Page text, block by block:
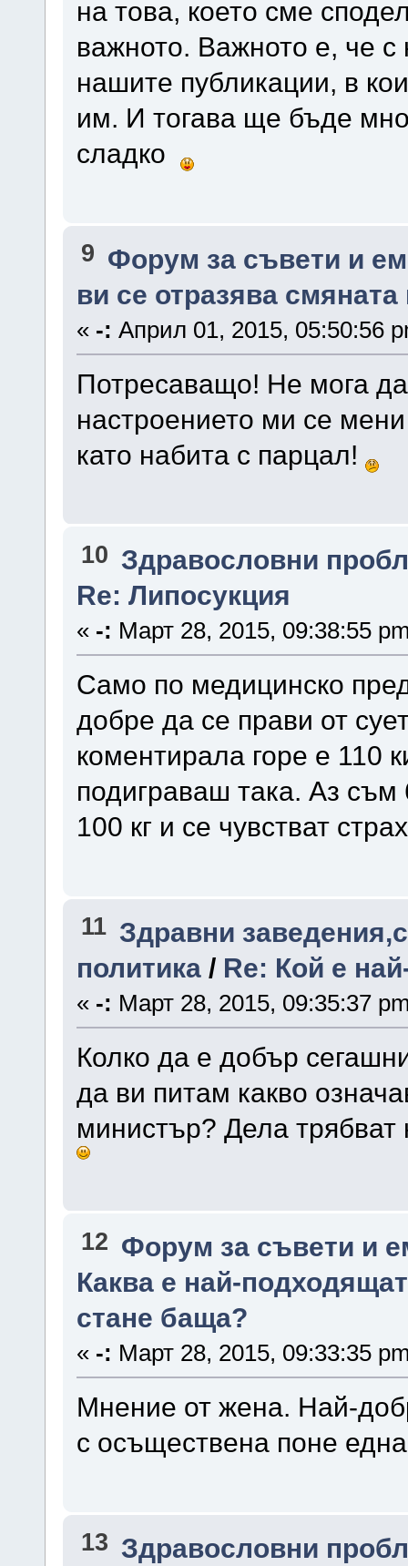
на това, което сме
важното. Важното е, че с
нашите публикации, в
им. И тогава ще бъде
сладко
9 Форум за съвети и
ви се отразява
« -: Април 01, 2015, 05:50:56
Потресаващо! Не мога
настроението ми се
като набита с парцал!
10 Здравословни
Re: Липосукция
« -: Март 28, 2015, 09:38:55
Само по медицинско
добре да се прави от
коментирала горе е 110
подиграваш така. Аз съм
100 кг и се чувстват
11 Здравни
политика/ Re: Кой е
« -: Март 28, 2015, 09:35:37
Колко да е добър
да ви питам какво
министър? Дела трябват
12 Форум за съвети и
Каква е най-
стане баща?
« -: Март 28, 2015, 09:33:35
Мнение от жена. Най-
с осъществена поне
13 Здравословни